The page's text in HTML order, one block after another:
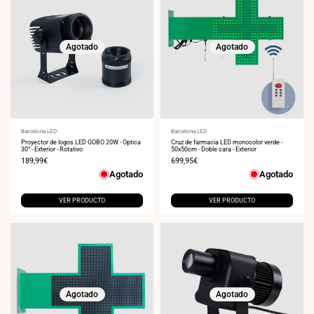
Agotado
Proveedor:
Barcelona LED
Proyector de logos LED GOBO 20W - Óptica
30° - Exterior - Rotativo
Precio
189,99€
Agotado
VER PRODUCTO
Agotado
Proveedor:
Barcelona LED
Cruz de farmacia LED monocolor verde -
50x50cm - Doble cara - Exterior
Precio
699,95€
Agotado
VER PRODUCTO
Agotado Agotado